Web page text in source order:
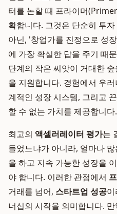
터를 논할 때 프라이머
확합니다. 그것은 단순히 투
아닌, '창업가를 진정으로 성
에 가장 확실한 답을 주기 때
단계의 작은 씨앗이 거대한
을 지원합니다. 경험에서 우
계적인 성장 시스템, 그리고
할 수 없는 가치를 제공합니다.
최고의 액셀러레이터 평가는
들었느냐가 아니라, 얼마나
을 하고 지속 가능한 성장을
야 합니다. 이러한 관점에서
거래를 넘어, 스타트업 성공
너십의 시작을 의미합니다.